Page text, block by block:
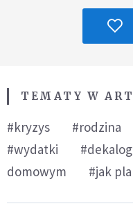
TEMATY W
#kryzys #rodzina
#wydatki
domowym
#jak